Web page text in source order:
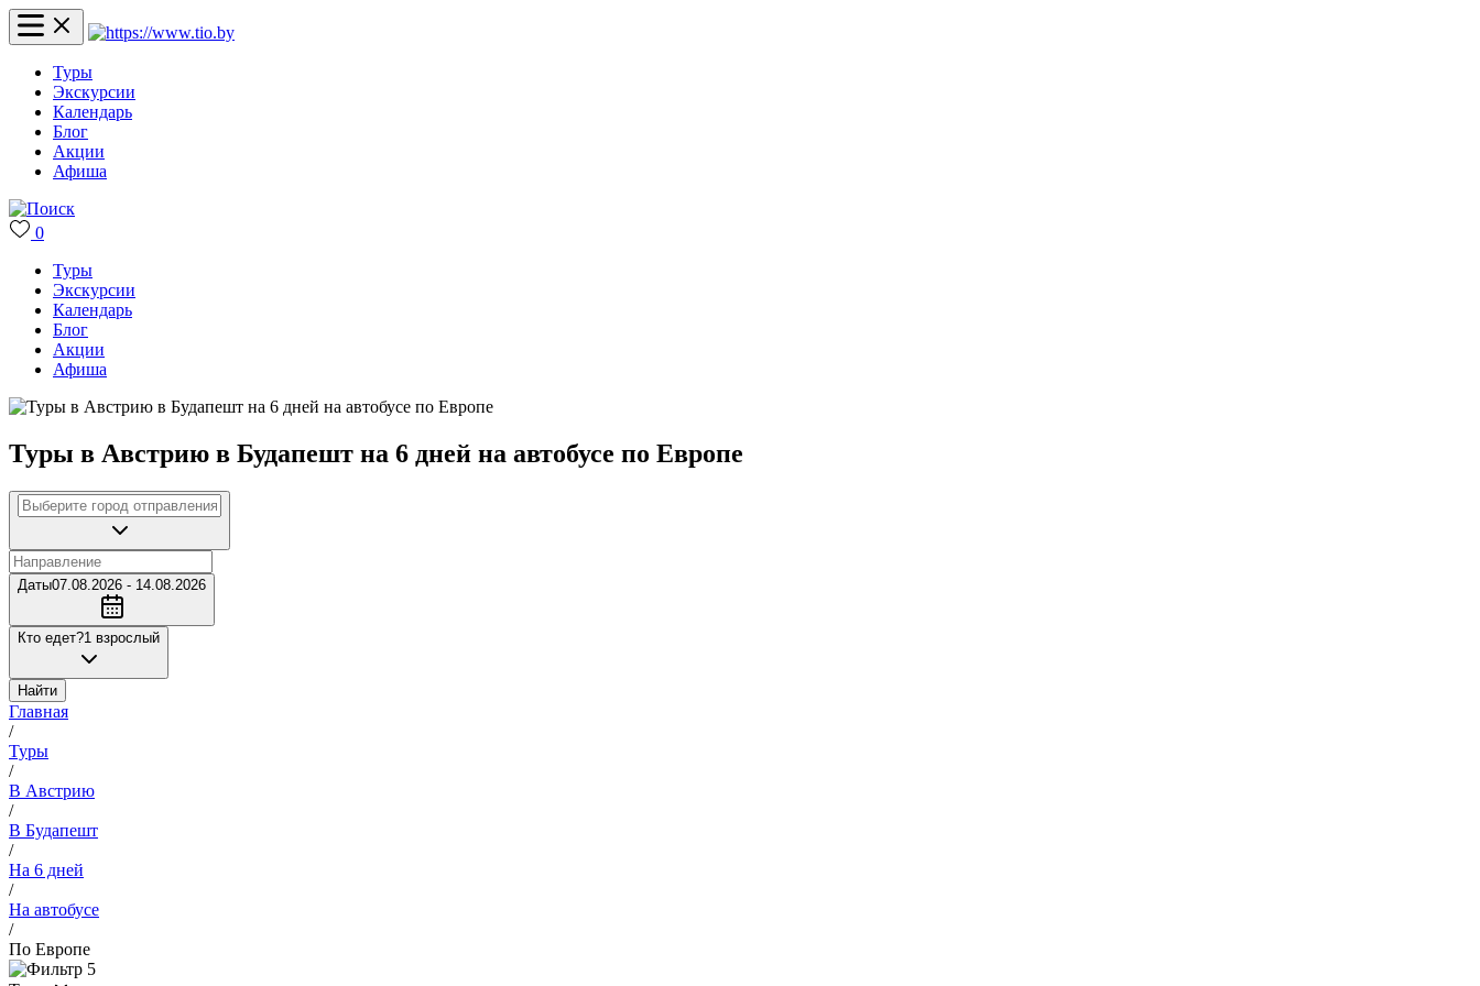
Туры
Экскурсии
Календарь
Блог
Акции
Афиша
0
Туры
Экскурсии
Календарь
Блог
Акции
Афиша
Туры в Австрию в Будапешт на 6 дней на автобусе по Европе
Даты07.08.2026 - 14.08.2026
Кто едет?1 взрослый
Найти
Главная
/
Туры
/
В Австрию
/
В Будапешт
/
На 6 дней
/
На автобусе
/
По Европе
5